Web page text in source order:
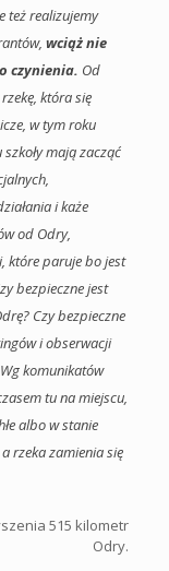
też realizujemy
wciąż nie
czynienia. Od
która się
w tym roku
mają zacząć
i każe
od Odry,
które paruje bo jest
bezpieczne jest
Czy bezpieczne
i obserwacji
komunikatów
tu na miejscu,
albo w stanie
rzeka zamienia się
515 kilometr
Odry.